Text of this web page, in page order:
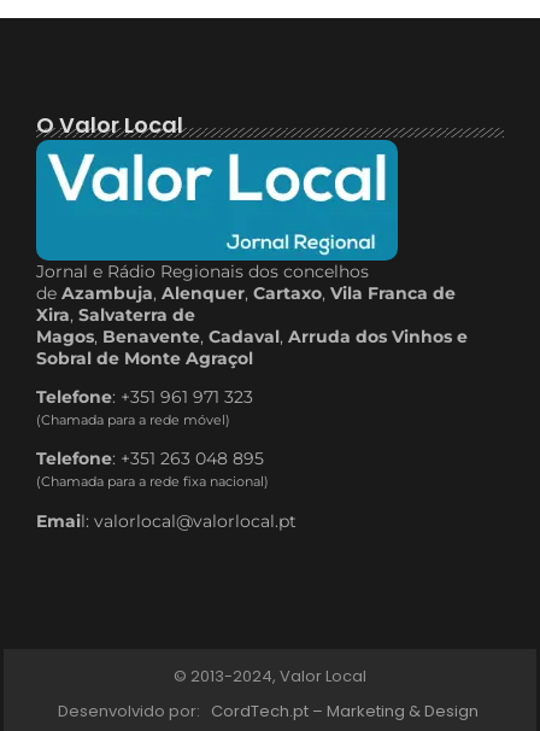
O Valor Local
Jornal e Rádio Regionais dos concelhos
de Azambuja, Alenquer, Cartaxo, Vila Franca de
Xira, Salvaterra de
Magos, Benavente, Cadaval, Arruda dos Vinhos e
Sobral de Monte Agraçol
Telefone: +351 961 971 323
(Chamada para a rede móvel)
Telefone: +351 263 048 895
(Chamada para a rede fixa nacional)
Email: valorlocal@valorlocal.pt
© 2013-2024, Valor Local
Desenvolvido por: CordTech.pt – Marketing & Design